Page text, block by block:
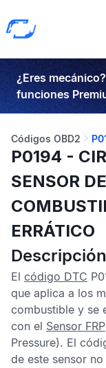
¿Eres
funciones
Códigos OBD2
P0194 -
SENSOR
ERRÁTICO
El código DTC
que aplica a los
combustible y se
con el Sensor FRP
Pressure). El
de este sensor